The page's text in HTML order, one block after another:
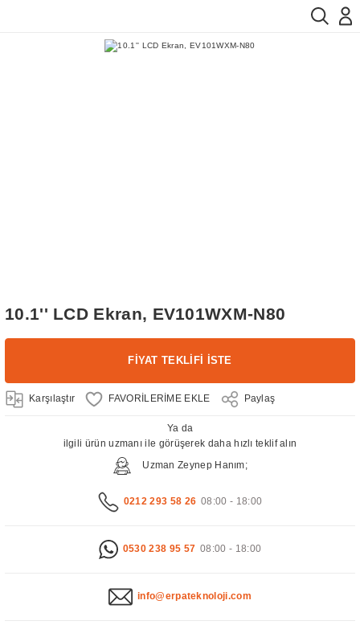
10.1'' LCD Ekran, EV101WXM-N80
FİYAT TEKLİFİ İSTE
Karşılaştır Paylaş
Ya da
ilgili ürün uzmanı ile görüşerek daha hızlı teklif alın
Uzman Zeynep Hanım;
0212 293 58 26 08:00 - 18:00
0530 238 95 57 08:00 - 18:00
info@erpateknoloji.com